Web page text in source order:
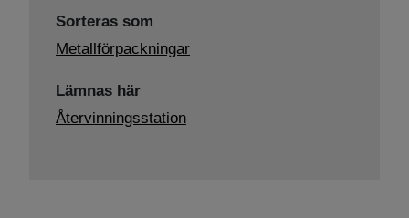
Sorteras som
Metallförpackningar
Lämnas här
Återvinningsstation